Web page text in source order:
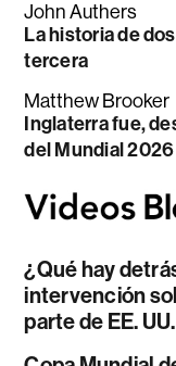
John Authers
La historia de
tercera
Matthew Brooker
Inglaterra fue,
del Mundial 2026
¿Qué hay
intervención
parte de EE.